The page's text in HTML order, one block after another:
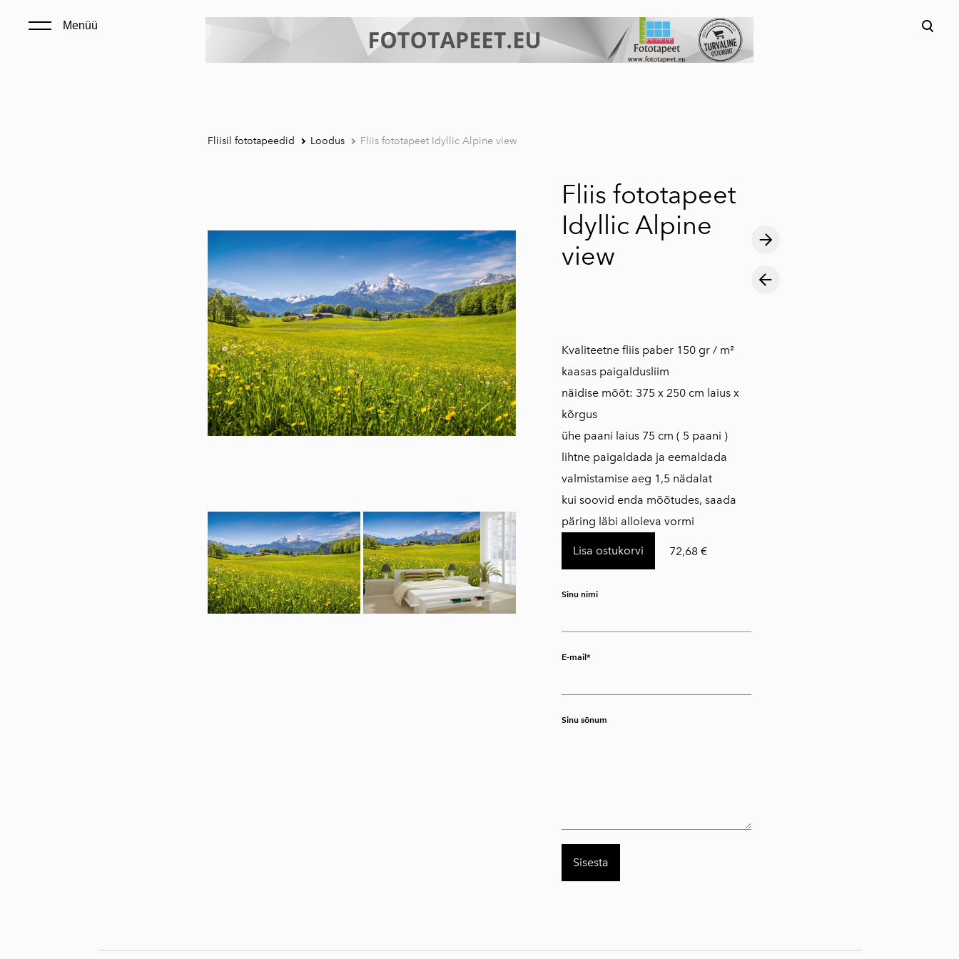
Menüü
lisati ostukorvi.
Fliisil fototapeedid Loodus Fliis fototapeet Idyllic Alpine view
Fliis fototapeet
Idyllic Alpine
view
Kvaliteetne fliis paber 150 gr / m²
kaasas paigaldusliim
näidise mõõt: 375 x 250 cm laius x
kõrgus
ühe paani laius 75 cm ( 5 paani )
lihtne paigaldada ja eemaldada
valmistamise aeg 1,5 nädalat
kui soovid enda mõõtudes, saada
päring läbi alloleva vormi
Lisa ostukorvi 72,68 €
Sinu nimi
E-mail
Sinu sõnum